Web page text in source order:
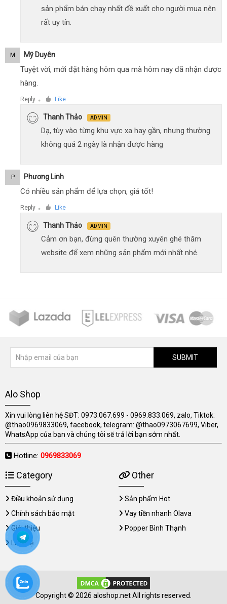
sản phẩm bán chạy nhất đề xuất cho người mua nên
rất uy tín.
M Mỹ Duyên
Tuyệt vời, mới đặt hàng hôm qua mà hôm nay đã nhận được
hàng.
Reply ● Like
Thanh Thảo ADMIN
Dạ, tùy vào từng khu vực xa hay gần, nhưng thường
không quá 2 ngày là nhận được hàng
P Phương Linh
Có nhiều sản phẩm để lựa chọn, giá tốt!
Reply ● Like
Thanh Thảo ADMIN
Cảm ơn bạn, đừng quên thường xuyên ghé thăm
website để xem những sản phẩm mới nhất nhé.
SUBMIT
Alo Shop
Xin vui lòng liên hệ SĐT: 0973.067.699 - 0969.833.069, zalo, Tiktok:
@thao0969833069, facebook, telegram: @thao0973067699, Viber,
WhatsApp của bạn và chúng tôi sẽ trả lời bạn sớm nhất.
Hotline: 0969833069
Category
Điều khoản sử dụng
Chính sách bảo mật
Giới thiệu
Liên hệ
Other
Sản phẩm Hot
Vay tiền nhanh Olava
Popper Bình Thạnh
Copyright © 2026 aloshop.net All rights reserved.